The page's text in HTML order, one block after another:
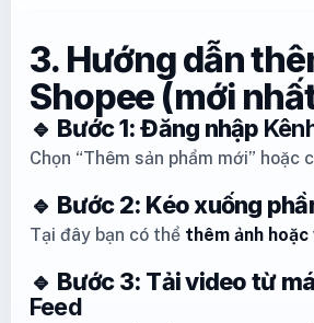
3. Hướng dẫn
Shopee (mới
🔹 Bước 1: Đăng nhập
Chọn “Thêm sản phẩm mới”
🔹 Bước 2: Kéo xuống
Tại đây bạn có thể thêm ảnh hoặc
🔹 Bước 3: Tải video từ
Feed